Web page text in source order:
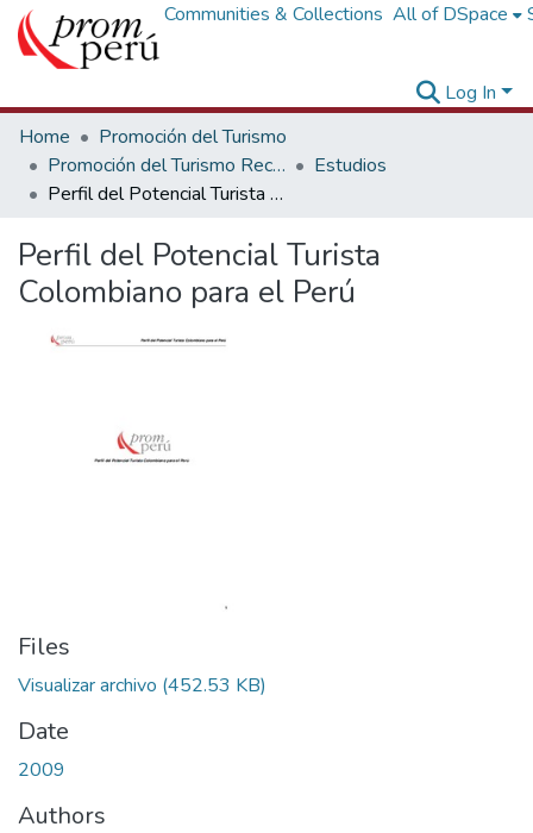
Communities & Collections All of DSpace
Log In
Home
Promoción del Turismo
Promoción del Turismo Receptivo
Estudios
Perfil del Potencial Turista Colombiano para el Perú
Perfil del Potencial Turista
Colombiano para el Perú
Files
Visualizar archivo (452.53 KB)
Date
2009
Authors